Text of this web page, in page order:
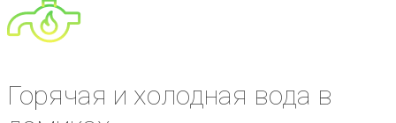
Горячая и холодная вода в